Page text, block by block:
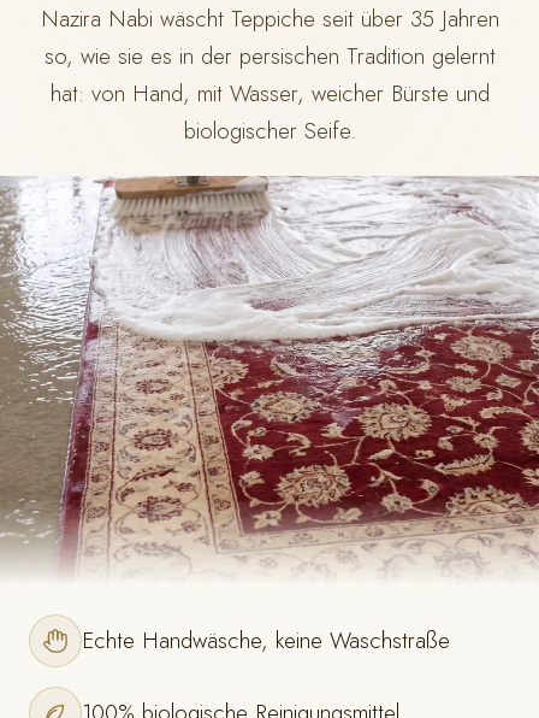
Nazira Nabi wäscht Teppiche seit über 35 Jahren
so, wie sie es in der persischen Tradition gelernt
hat: von Hand, mit Wasser, weicher Bürste und
biologischer Seife.
Echte Handwäsche, keine Waschstraße